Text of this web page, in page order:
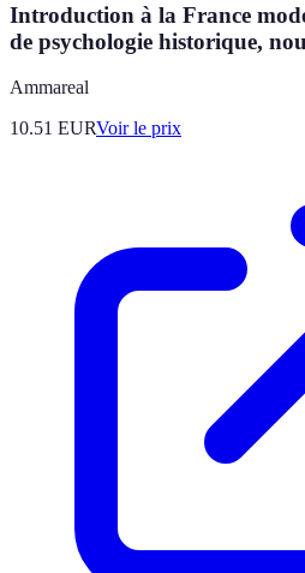
Introduction à la France
de psychologie historique,
Ammareal
10.51 EURVoir le prix